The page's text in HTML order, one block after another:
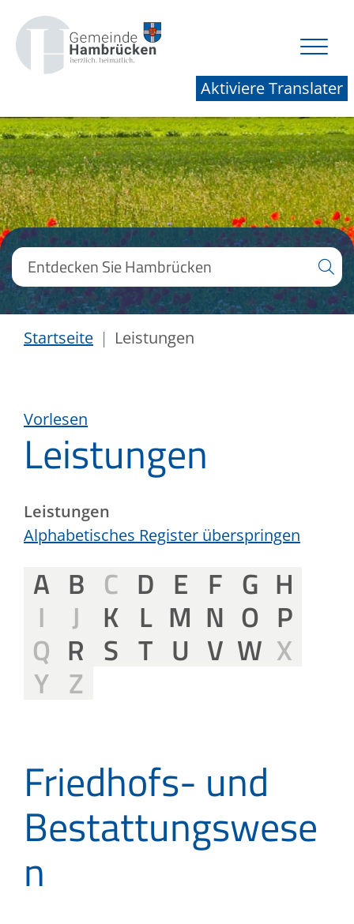
Aktiviere Translater
Startseite Leistungen
Vorlesen
Leistungen
Leistungen
Alphabetisches Register überspringen
A B C D E F G H
I J K L M N O P
Q R S T U V W X
Y Z
Friedhofs- und
Bestattungswese
n